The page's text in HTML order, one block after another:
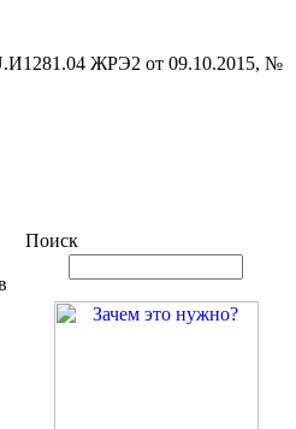
ЖРЭ2 от 09.10.2015, №
Поиск